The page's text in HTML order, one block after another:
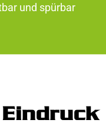
und spürbar